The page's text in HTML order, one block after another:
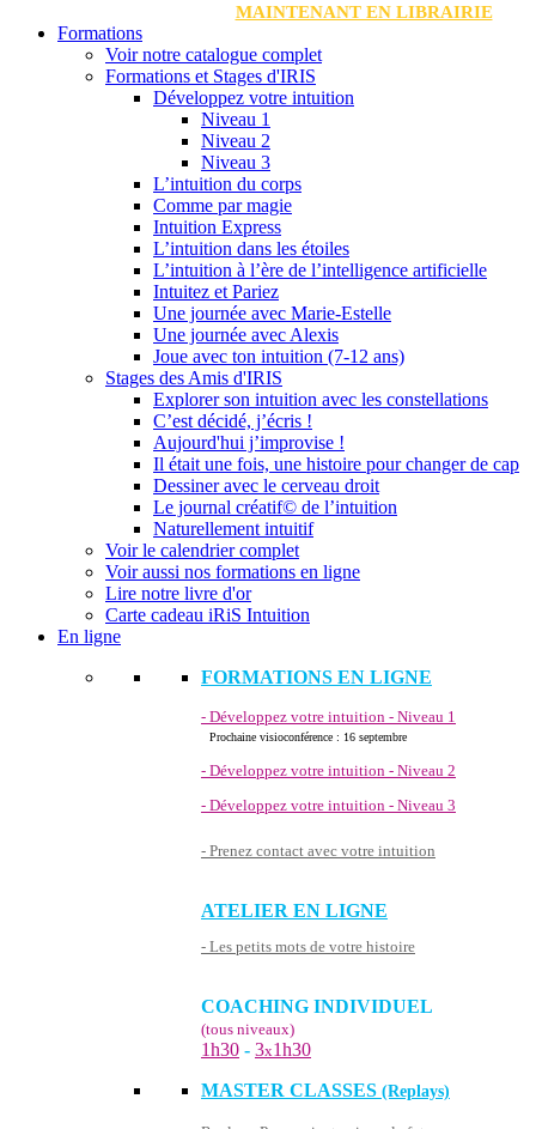
MAINTENANT EN LIBRAIRIE
Formations
Voir notre catalogue complet
Formations et Stages d'IRIS
Développez votre intuition
Niveau 1
Niveau 2
Niveau 3
L’intuition du corps
Comme par magie
Intuition Express
L’intuition dans les étoiles
L’intuition à l’ère de l’intelligence artificielle
Intuitez et Pariez
Une journée avec Marie-Estelle
Une journée avec Alexis
Joue avec ton intuition (7-12 ans)
Stages des Amis d'IRIS
Explorer son intuition avec les constellations
C’est décidé, j’écris !
Aujourd'hui j’improvise !
Il était une fois, une histoire pour changer de cap
Dessiner avec le cerveau droit
Le journal créatif© de l’intuition
Naturellement intuitif
Voir le calendrier complet
Voir aussi nos formations en ligne
Lire notre livre d'or
Carte cadeau iRiS Intuition
En ligne
FORMATIONS EN LIGNE
- Développez votre intuition - Niveau 1
Prochaine visioconférence : 16 septembre
- Développez votre intuition - Niveau 2
- Développez votre intuition - Niveau 3
- Prenez contact avec votre intuition
ATELIER EN LIGNE
- Les petits mots de votre histoire
COACHING INDIVIDUEL
(tous niveaux)
1h30 - 3x1h30
MASTER CLASSES (Replays)